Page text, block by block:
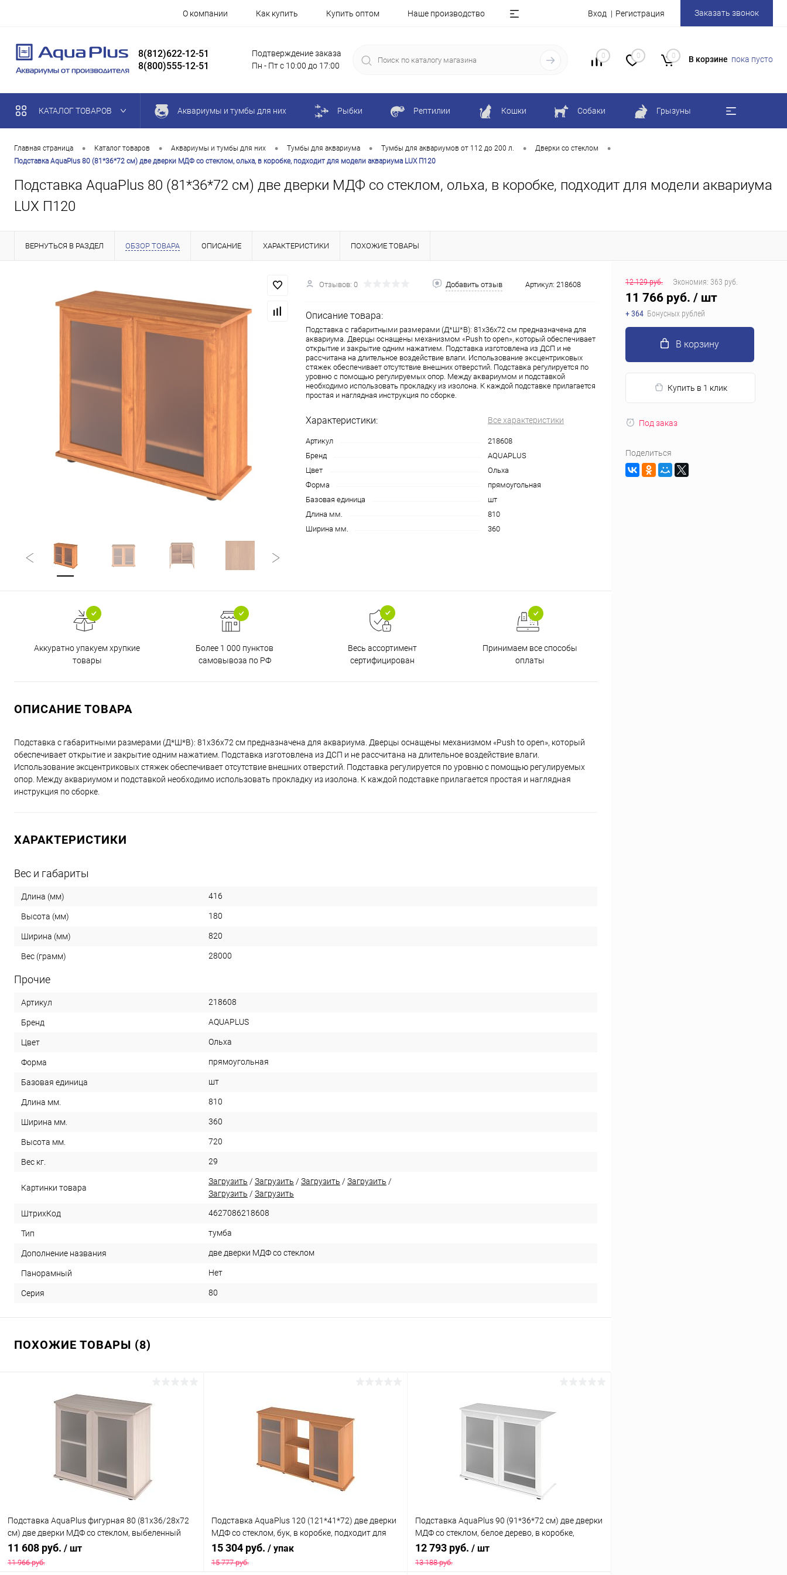
О компании Как купить Купить оптом Наше производство Вход Регистрация Заказать звонок
8(812)622-12-51
8(800)555-12-51
Подтверждение заказа
Пн - Пт с 10:00 до 17:00
0 0 0 В корзине пока пусто
КАТАЛОГ ТОВАРОВ Аквариумы и тумбы для них Рыбки Рептилии Кошки Собаки Грызуны
Главная страница • Каталог товаров • Аквариумы и тумбы для них • Тумбы для аквариума • Тумбы для аквариумов от 112 до 200 л. • Дверки со стеклом •
Подставка AquaPlus 80 (81*36*72 см) две дверки МДФ со стеклом, ольха, в коробке, подходит для модели аквариума LUX П120
Подставка AquaPlus 80 (81*36*72 см) две дверки МДФ со стеклом, ольха, в коробке, подходит для модели аквариума
LUX П120
ВЕРНУТЬСЯ В РАЗДЕЛ ОБЗОР ТОВАРА ОПИСАНИЕ ХАРАКТЕРИСТИКИ ПОХОЖИЕ ТОВАРЫ
Отзывов: 0 Добавить отзыв Артикул: 218608
Описание товара:
Подставка с габаритными размерами (Д*Ш*В): 81x36x72 см предназначена для
аквариума. Дверцы оснащены механизмом «Push to open», который обеспечивает
открытие и закрытие одним нажатием. Подставка изготовлена из ДСП и не
рассчитана на длительное воздействие влаги. Использование эксцентриковых
стяжек обеспечивает отсутствие внешних отверстий. Подставка регулируется по
уровню с помощью регулируемых опор. Между аквариумом и подставкой
необходимо использовать прокладку из изолона. К каждой подставке прилагается
простая и наглядная инструкция по сборке.
Характеристики: Все характеристики
Артикул
218608
Бренд
AQUAPLUS
Цвет
Ольха
Форма
прямоугольная
Базовая единица
шт
Длина мм.
810
Ширина мм.
360
Аккуратно упакуем хрупкие
товары
Более 1 000 пунктов
самовывоза по РФ
Весь ассортимент
сертифицирован
Принимаем все способы
оплаты
ОПИСАНИЕ ТОВАРА
Подставка с габаритными размерами (Д*Ш*В): 81x36x72 см предназначена для аквариума. Дверцы оснащены механизмом «Push to open», который
обеспечивает открытие и закрытие одним нажатием. Подставка изготовлена из ДСП и не рассчитана на длительное воздействие влаги.
Использование эксцентриковых стяжек обеспечивает отсутствие внешних отверстий. Подставка регулируется по уровню с помощью регулируемых
опор. Между аквариумом и подставкой необходимо использовать прокладку из изолона. К каждой подставке прилагается простая и наглядная
инструкция по сборке.
ХАРАКТЕРИСТИКИ
Вес и габариты
Длина (мм) 416
Высота (мм) 180
Ширина (мм) 820
Вес (грамм) 28000
Прочие
Артикул 218608
Бренд AQUAPLUS
Цвет Ольха
Форма прямоугольная
Базовая единица шт
Длина мм. 810
Ширина мм. 360
Высота мм. 720
Вес кг. 29
Картинки товара
Загрузить / Загрузить / Загрузить / Загрузить /
Загрузить / Загрузить
ШтрихКод 4627086218608
Тип тумба
Дополнение названия две дверки МДФ со стеклом
Панорамный Нет
Серия 80
ПОХОЖИЕ ТОВАРЫ (8)
Подставка AquaPlus фигурная 80 (81x36/28x72
см) две дверки МДФ со стеклом, выбеленный
дуб, в коробке, подходит для модели аквариума
LUX Ф115
11 608 руб. / шт
11 966 руб.
Подставка AquaPlus 120 (121*41*72) две дверки
МДФ со стеклом, бук, в коробке, подходит для
моделей аквариумов LUX П264, LUX П288
15 304 руб. / упак
15 777 руб.
Подставка AquaPlus 90 (91*36*72 см) две дверки
МДФ со стеклом, белое дерево, в коробке,
подходит для модели аквариума LUX П150
12 793 руб. / шт
13 188 руб.
12 129 руб. Экономия: 363 руб.
11 766 руб. / шт
+ 364 Бонусных рублей
В корзину
Купить в 1 клик
Под заказ
Поделиться